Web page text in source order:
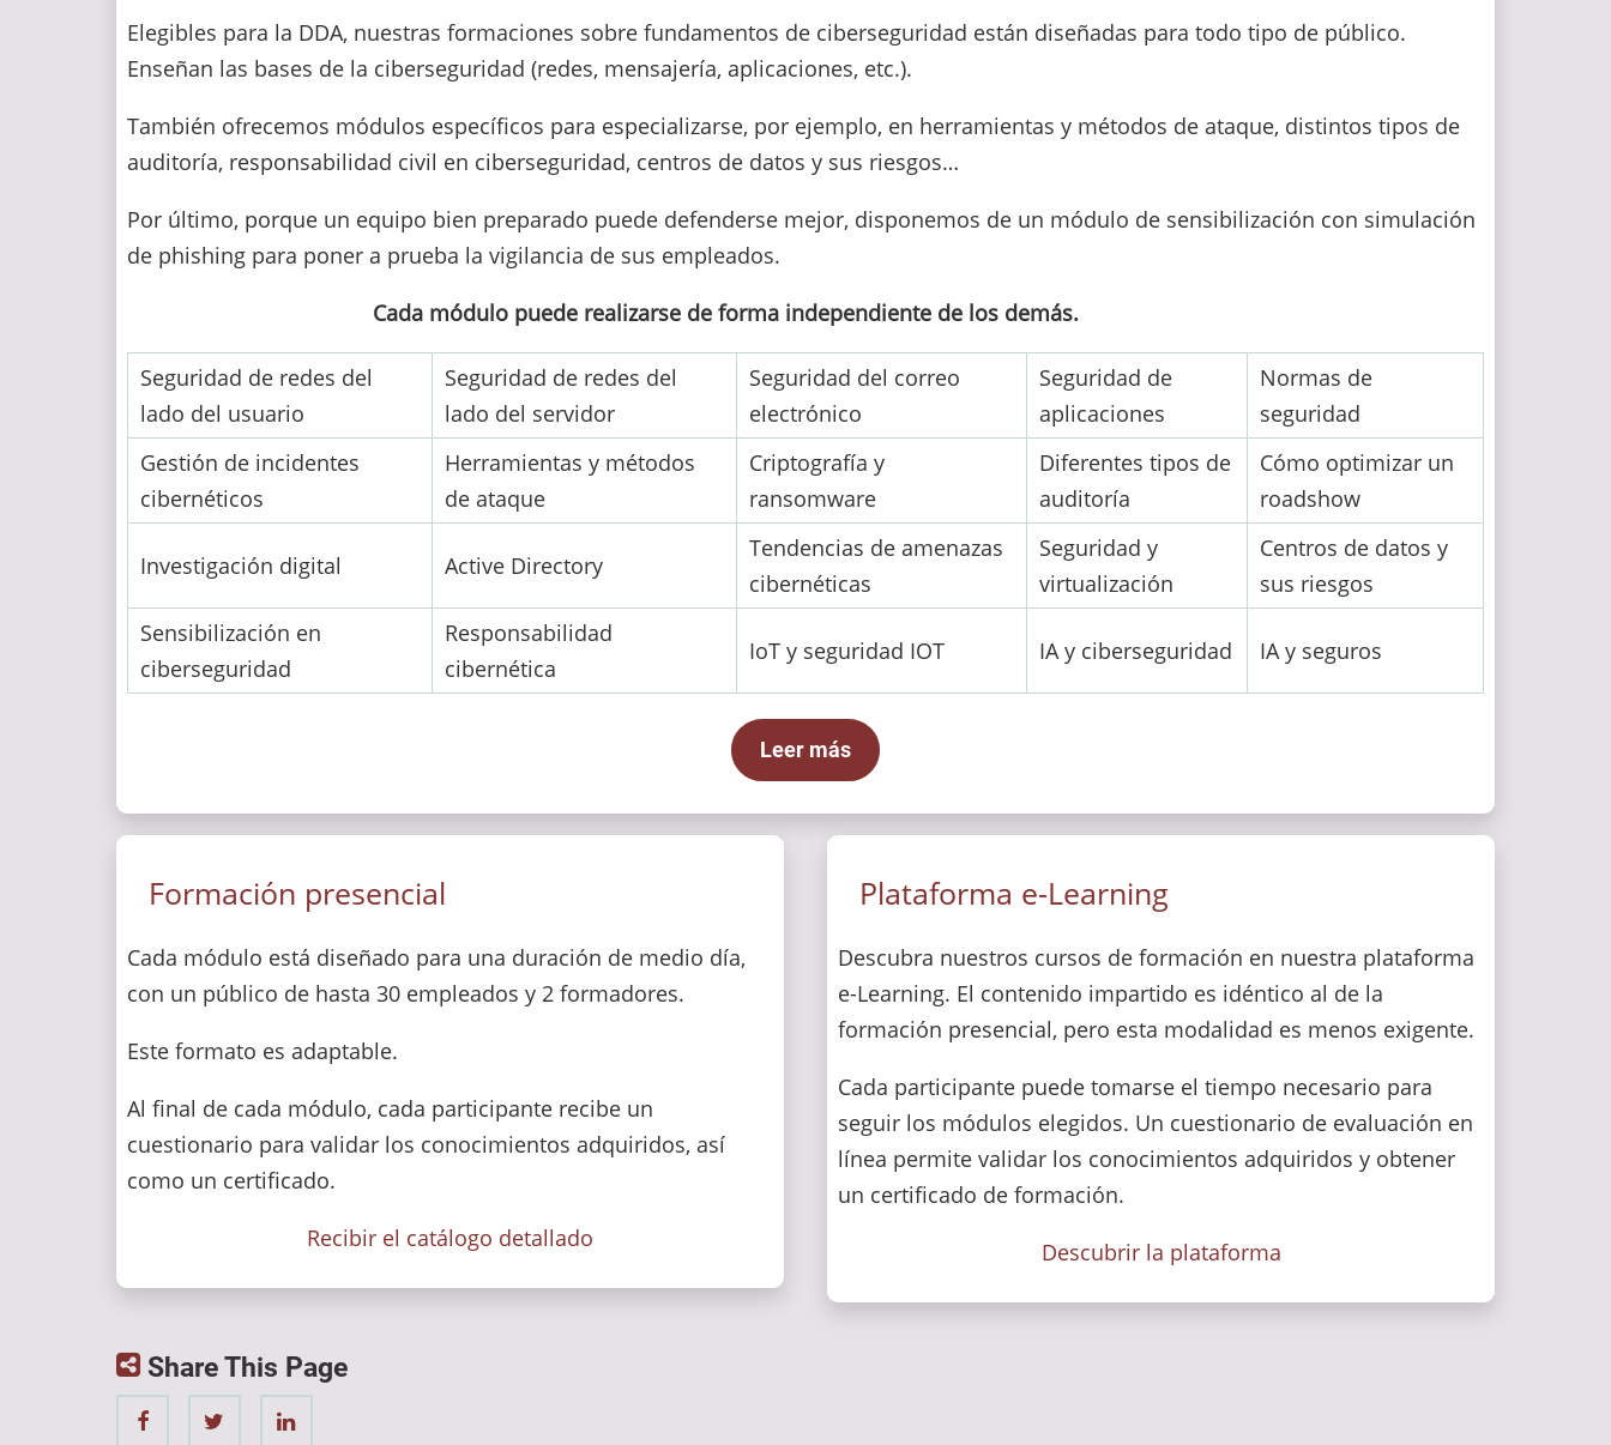
Elegibles para la DDA, nuestras formaciones sobre fundamentos de ciberseguridad están diseñadas para todo tipo de público.
Enseñan las bases de la ciberseguridad (redes, mensajería, aplicaciones, etc.).
También ofrecemos módulos específicos para especializarse, por ejemplo, en herramientas y métodos de ataque, distintos tipos de
auditoría, responsabilidad civil en ciberseguridad, centros de datos y sus riesgos…
Por último, porque un equipo bien preparado puede defenderse mejor, disponemos de un módulo de sensibilización con simulación
de phishing para poner a prueba la vigilancia de sus empleados.
Cada módulo puede realizarse de forma independiente de los demás.
Seguridad de redes del
lado del usuario
Seguridad de redes del
lado del servidor
Seguridad del correo
electrónico
Seguridad de
aplicaciones
Normas de
seguridad
Gestión de incidentes
cibernéticos
Herramientas y métodos
de ataque
Criptografía y
ransomware
Diferentes tipos de
auditoría
Cómo optimizar un
roadshow
Investigación digital Active Directory
Tendencias de amenazas
cibernéticas
Seguridad y
virtualización
Centros de datos y
sus riesgos
Sensibilización en
ciberseguridad
Responsabilidad
cibernética
IoT y seguridad IOT IA y ciberseguridad IA y seguros
Leer más
Formación presencial
Cada módulo está diseñado para una duración de medio día,
con un público de hasta 30 empleados y 2 formadores.
Este formato es adaptable.
Al final de cada módulo, cada participante recibe un
cuestionario para validar los conocimientos adquiridos, así
como un certificado.
Recibir el catálogo detallado
Plataforma e-Learning
Descubra nuestros cursos de formación en nuestra plataforma
e-Learning. El contenido impartido es idéntico al de la
formación presencial, pero esta modalidad es menos exigente.
Cada participante puede tomarse el tiempo necesario para
seguir los módulos elegidos. Un cuestionario de evaluación en
línea permite validar los conocimientos adquiridos y obtener
un certificado de formación.
Descubrir la plataforma
Share This Page